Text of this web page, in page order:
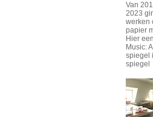
Van
2023
werken
papier
Hier
Music:
spiegel
spiegel